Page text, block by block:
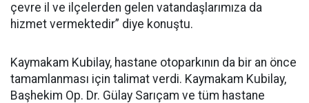
çevre il ve ilçelerden gelen vatandaşlarımıza da
hizmet vermektedir” diye konuştu.
Kaymakam Kubilay, hastane otoparkının da bir an önce
tamamlanması için talimat verdi. Kaymakam Kubilay,
Başhekim Op. Dr. Gülay Sarıçam ve tüm hastane